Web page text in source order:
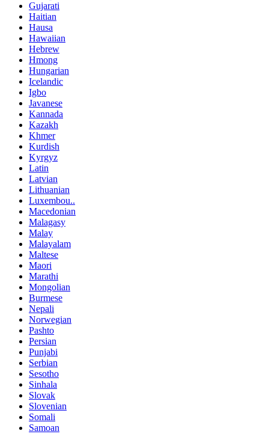
Gujarati
Haitian
Hausa
Hawaiian
Hebrew
Hmong
Hungarian
Icelandic
Igbo
Javanese
Kannada
Kazakh
Khmer
Kurdish
Kyrgyz
Latin
Latvian
Lithuanian
Luxembou..
Macedonian
Malagasy
Malay
Malayalam
Maltese
Maori
Marathi
Mongolian
Burmese
Nepali
Norwegian
Pashto
Persian
Punjabi
Serbian
Sesotho
Sinhala
Slovak
Slovenian
Somali
Samoan